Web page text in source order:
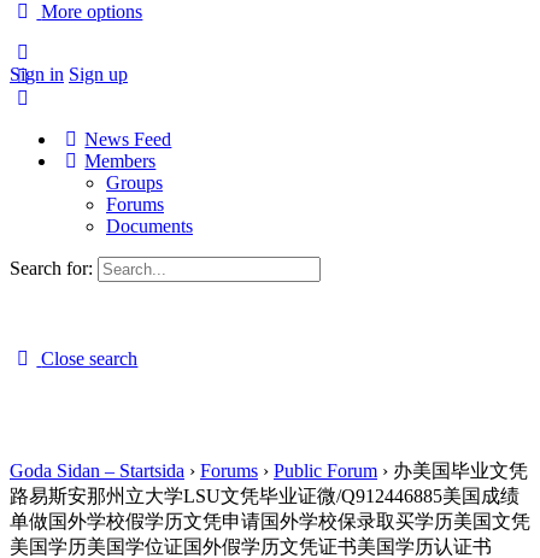
More options
Sign in Sign up
News Feed
Members
Groups
Forums
Documents
Search for:
Close search
Goda Sidan – Startsida › Forums › Public Forum › 办美国毕业文凭
路易斯安那州立大学LSU文凭毕业证微/Q912446885美国成绩
单做国外学校假学历文凭申请国外学校保录取买学历美国文凭
美国学历美国学位证国外假学历文凭证书美国学历认证书